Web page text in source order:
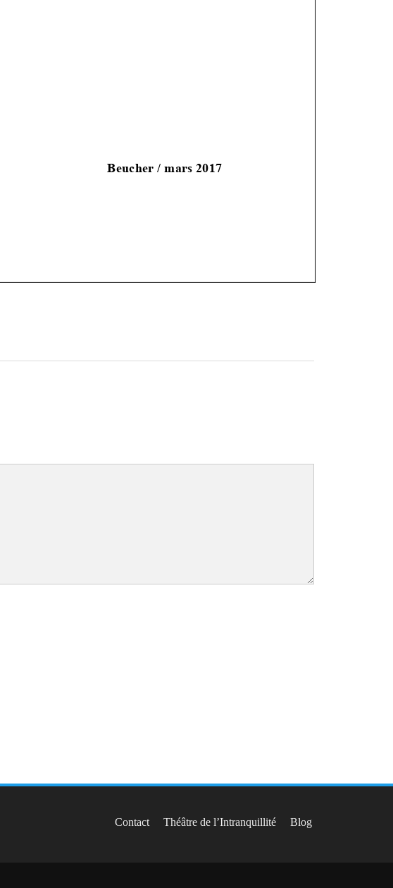
Contact Théâtre de l’Intranquillité Blog